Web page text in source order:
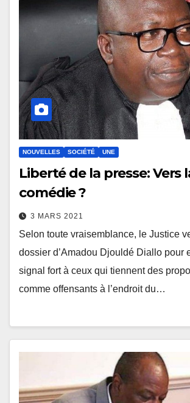
NOUVELLES SOCIÉTÉ UNE
Liberté de la presse: Vers
comédie ?
3 MARS 2021
Selon toute vraisemblance, le Justice
dossier d’Amadou Djouldé Diallo pour
signal fort à ceux qui tiennent des
comme offensants à l’endroit du…